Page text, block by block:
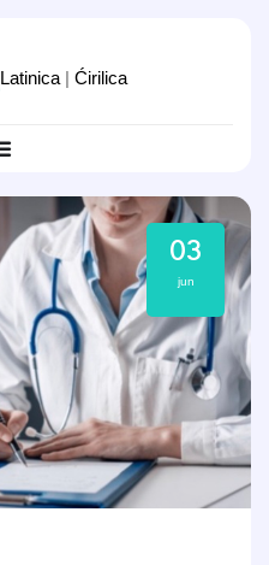
Latinica | Ćirilica
03
jun